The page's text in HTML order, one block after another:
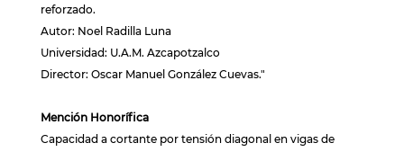
reforzado.
Autor: Noel Radilla Luna
Universidad: U.A.M. Azcapotzalco
Director: Oscar Manuel González Cuevas."
Mención Honorífica
Capacidad a cortante por tensión diagonal en vigas de